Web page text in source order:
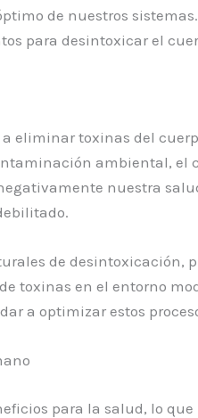
de nuestros
para desintoxicar el
eliminar toxinas del
ambiental, el
nuestra
de
toxinas en el entorno
a optimizar estos
para la salud, lo